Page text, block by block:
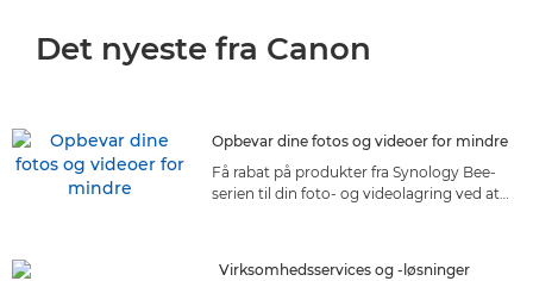
Det nyeste fra Canon
Opbevar dine fotos og videoer for mindre
Få rabat på produkter fra Synology Bee-
serien til din foto- og videolagring ved at
Virksomhedsservices og -løsninger